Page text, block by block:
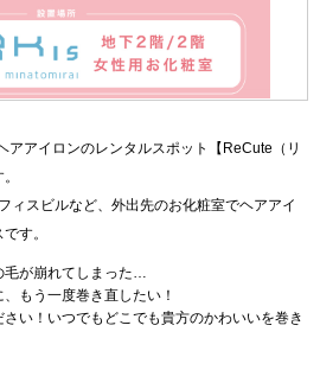
アアイロンのレンタルスポット【ReCute（リ
ィスビルなど、外出先のお化粧室でヘアアイ
す。
が崩れてしまった…
もう一度巻き直したい！
い！いつでもどこでも貴方のかわいいを巻き